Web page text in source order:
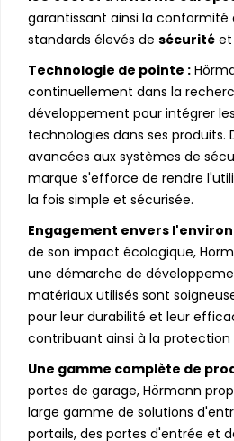
garantissant ainsi la conformité
standards élevés de sécurité et
Technologie de pointe :
continuellement dans la
développement pour intégrer
technologies dans ses produits.
avancées aux systèmes de
marque s'efforce de rendre
la fois simple et sécurisée.
Engagement envers
de son impact écologique,
une démarche de
matériaux utilisés sont
pour leur durabilité et leur
contribuant ainsi à la
Une gamme complète de
portes de garage, Hörmann
large gamme de solutions
portails, des portes d'entrée et